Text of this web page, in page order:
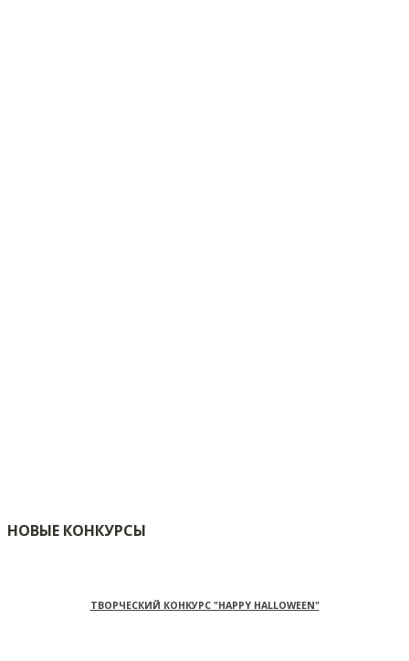
НОВЫЕ КОНКУРСЫ
ТВОРЧЕСКИЙ КОНКУРС "HAPPY HALLOWEEN"